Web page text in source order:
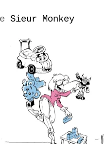
Sieur Monkey